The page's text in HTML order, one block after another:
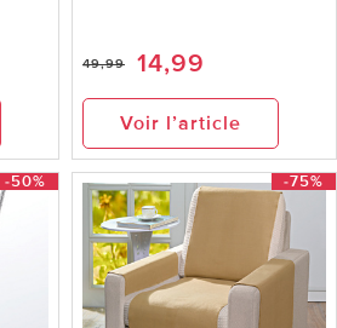
49,99 14,99
Voir l’article
-50% -75%